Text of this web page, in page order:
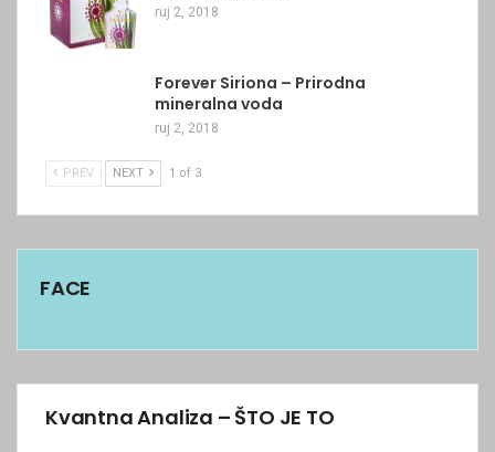
ruj 2, 2018
Forever Siriona – Prirodna
mineralna voda
ruj 2, 2018
PREV NEXT 1 of 3
FACE
Kvantna Analiza – ŠTO JE TO